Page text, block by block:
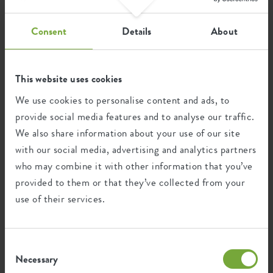
Consent Details About
This website uses cookies
We use cookies to personalise content and ads, to
provide social media features and to analyse our traffic.
We also share information about your use of our site
with our social media, advertising and analytics partners
who may combine it with other information that you’ve
provided to them or that they’ve collected from your
use of their services.
Selection
Necessary
99Jahre
Ökologischer Fußabdruck
0,412
kg
Durchschnittliche CO2-Emission
bei der Herstellung dieses
Produkts
Durchschnittliche Emission grüner